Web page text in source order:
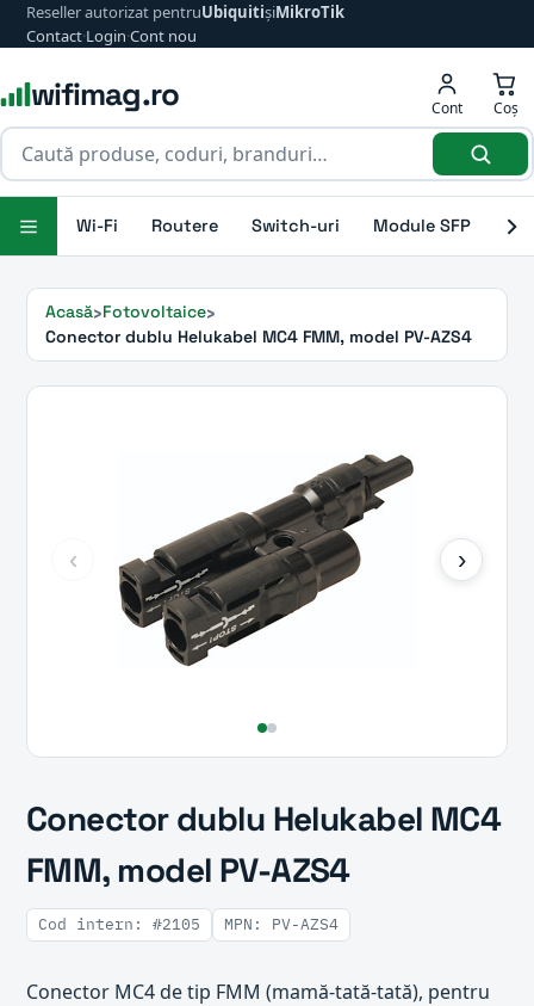
Reseller autorizat pentruUbiquitișiMikroTik
Contact·Login·Cont nou
wifimag.ro Cont Coș
Wi-Fi Routere Switch-uri Module SFP
Acasă Fotovoltaice
Conector dublu Helukabel MC4 FMM, model PV-AZS4
‹ ›
Conector dublu Helukabel MC4
FMM, model PV-AZS4
Cod intern: #2105 MPN: PV-AZS4
Conector MC4 de tip FMM (mamă-tată-tată), pentru